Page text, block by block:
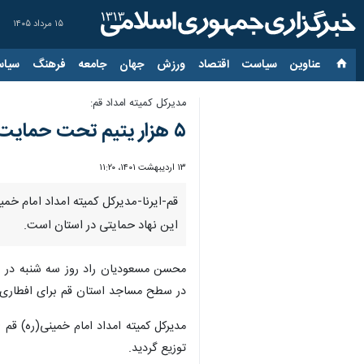
۱۵ مرداد ۱۴۰۵
عناوین‌ سیاست اقتصاد ورزش جهان جامعه فرهنگ
مدیرکل کمیته امداد قم:
۵ هزار یتیم تحت حمایت کمیته امداد قم هستند
۱۳ اردیبهشت ۱۴۰۱، ۱۱:۲۰